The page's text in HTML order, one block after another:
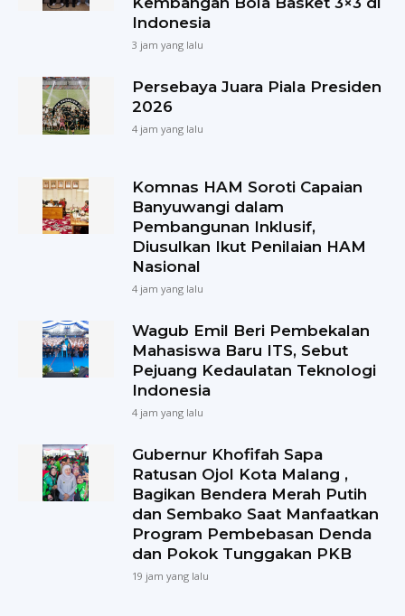
Indonesia
3 jam yang lalu
Persebaya Juara Piala Presiden
2026
4 jam yang lalu
Komnas HAM Soroti Capaian
Banyuwangi dalam
Pembangunan Inklusif,
Diusulkan Ikut Penilaian HAM
Nasional
4 jam yang lalu
Wagub Emil Beri Pembekalan
Mahasiswa Baru ITS, Sebut
Pejuang Kedaulatan Teknologi
Indonesia
4 jam yang lalu
Gubernur Khofifah Sapa
Ratusan Ojol Kota Malang ,
Bagikan Bendera Merah Putih
dan Sembako Saat Manfaatkan
Program Pembebasan Denda
dan Pokok Tunggakan PKB
19 jam yang lalu